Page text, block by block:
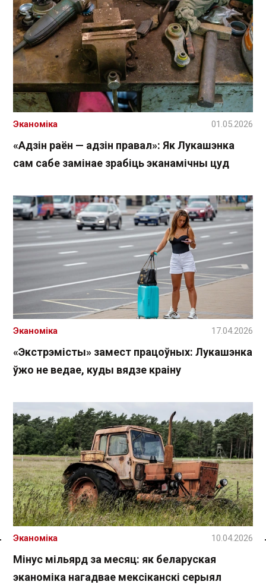
«Адзін раён — адзін правал»: Як Лукашэнка
сам сабе замінае зрабіць эканамічны цуд
Эканоміка 01.05.2026
«Экстрэмісты» замест працоўных: Лукашэнка
ўжо не ведае, куды вядзе краіну
Эканоміка 17.04.2026
Мінус мільярд за месяц: як беларуская
эканоміка нагадвае мексіканскі серыял
Эканоміка 10.04.2026